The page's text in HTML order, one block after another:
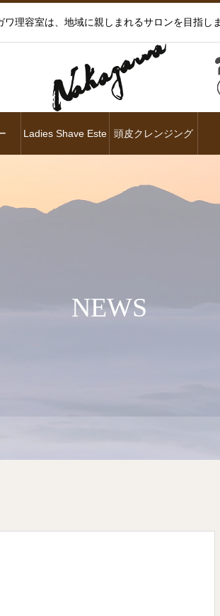
ワ理容室は、地域に親しまれるサロンを目指しま
Ladies Shave Este 頭皮クレンジング
NEWS